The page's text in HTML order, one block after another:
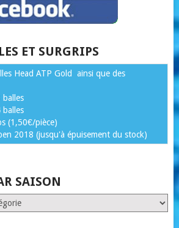
ET SURGRIPS
Head ATP Gold ainsi que des
(1,50€/pièce)
2018 (jusqu'à épuisement du stock)
SAISON